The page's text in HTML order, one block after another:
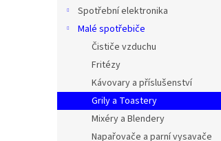
Spotřební elektronika
Malé spotřebiče
Čističe vzduchu
Fritézy
Kávovary a příslušenství
Grily a Toastery
Mixéry a Blendery
Napařovače a parní vysavače